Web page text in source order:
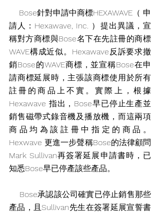
請人：Hexawave, Inc. ）提出異議，宣
稱對方商標與Bose名下在先註冊的商標
WAVE構成近似。Hexawave反訴要求撤
銷Bose的WAVE商標，並宣稱Bose在申
請商標延展時，主張該商標使用於所有
註冊的商品上不實。實際上，根據
Hexawave 指出，Bose早已停止生產並
銷售磁帶式錄音機及播放機，而這兩項
商品均為該註冊中指定的商品。
Hexwave 更進一步聲稱Bose的法律顧問
Mark Sullivan再簽署延展申請書時，已
知悉Bose早已停產該些產品。
產品，且Sullivan先生在簽署延展宣誓書